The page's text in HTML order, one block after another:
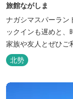
旅館ながしま
ナガシマスパーラン
ックインも遅めと、
家族や友人とぜひご
北勢